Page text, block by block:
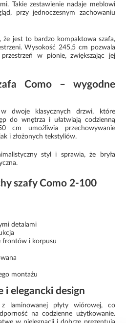
Takie zestawienie nadaje meblowi
przy jednoczesnym zachowaniu
że jest to bardzo kompaktowa szafa,
Wysokość 245,5 cm pozwala
w pionie, zwiększając jej
Como – wygodne
dwoje klasycznych drzwi, które
do wnętrza i ułatwiają codzienną
cm umożliwia przechowywanie
i złożonych tekstyliów.
styl i sprawia, że bryła
szafy Como 2-100
detalami
frontów i korpusu
montażu
i elegancki design
z laminowanej płyty wiórowej, co
na codzienne użytkowanie.